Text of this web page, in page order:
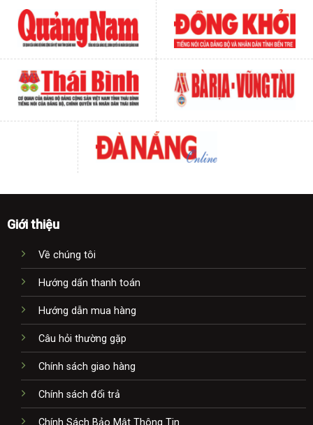
Giới thiệu
Về chúng tôi
Hướng dẩn thanh toán
Hướng dẫn mua hàng
Câu hỏi thường gặp
Chính sách giao hàng
Chính sách đổi trả
Chính Sách Bảo Mật Thông Tin